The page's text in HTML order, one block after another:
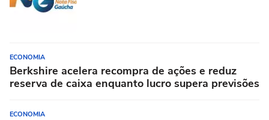
ECONOMIA
Berkshire acelera recompra de ações e reduz
reserva de caixa enquanto lucro supera previsões
ECONOMIA